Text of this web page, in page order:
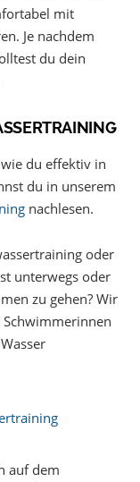
mit
Je nachdem
du dein
du effektiv in
du in unserem
nachlesen.
oder
unterwegs oder
zu gehen? Wir
auf dem